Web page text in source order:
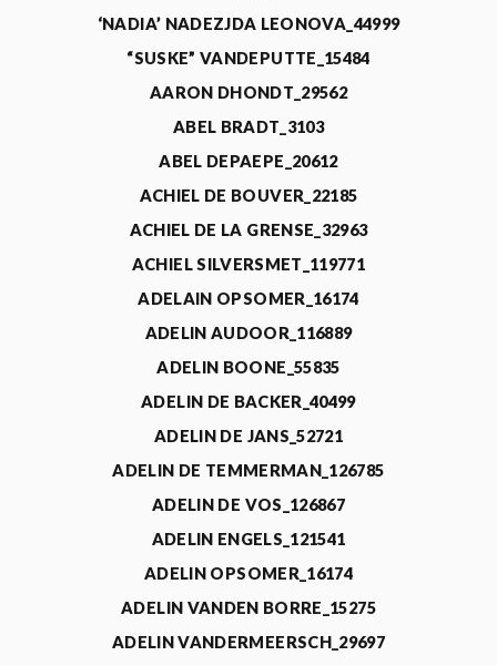
‘NADIA’ NADEZJDA LEONOVA_44999
“SUSKE” VANDEPUTTE_15484
AARON DHONDT_29562
ABEL BRADT_3103
ABEL DEPAEPE_20612
ACHIEL DE BOUVER_22185
ACHIEL DE LA GRENSE_32963
ACHIEL SILVERSMET_119771
ADELAIN OPSOMER_16174
ADELIN AUDOOR_116889
ADELIN BOONE_55835
ADELIN DE BACKER_40499
ADELIN DE JANS_52721
ADELIN DE TEMMERMAN_126785
ADELIN DE VOS_126867
ADELIN ENGELS_121541
ADELIN OPSOMER_16174
ADELIN VANDEN BORRE_15275
ADELIN VANDERMEERSCH_29697